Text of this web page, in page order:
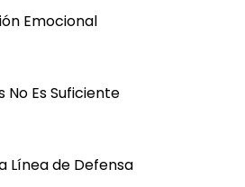
Emocional
No Es Suficiente
Línea de Defensa